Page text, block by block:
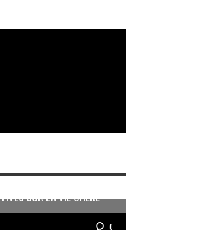
SUR LA VIE CHÈRE
0